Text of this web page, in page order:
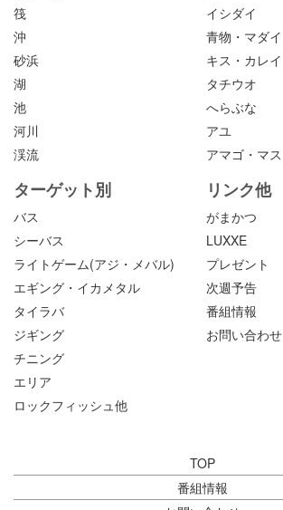
筏
沖
砂浜
湖
池
河川
渓流
イシダイ
青物・マダイ
キス・カレイ
タチウオ
へらぶな
アユ
アマゴ・マス
ターゲット別
バス
シーバス
ライトゲーム(アジ・メバル)
エギング・イカメタル
タイラバ
ジギング
チニング
エリア
ロックフィッシュ他
リンク他
がまかつ
LUXXE
プレゼント
次週予告
番組情報
お問い合わせ
TOP
番組情報